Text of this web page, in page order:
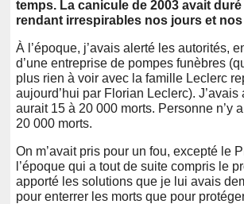
temps. La canicule de 2003 avait
rendant irrespirables nos jours et
À l’époque, j’avais alerté les autorités,
d’une entreprise de pompes funèbres
plus rien à voir avec la famille Leclerc
aujourd’hui par Florian Leclerc). J’avais
aurait 15 à 20 000 morts. Personne n’y
20 000 morts.
On m’avait pris pour un fou, excepté le
l’époque qui a tout de suite compris le
apporté les solutions que je lui avais
pour enterrer les morts que pour